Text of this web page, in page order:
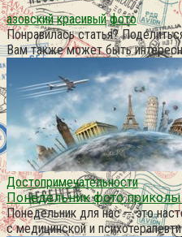
азовский красивый фото
Понравилась статья?
Вам также может быть
Достопримечательности
Понедельник фото
Понедельник для нас — это
с медицинской и